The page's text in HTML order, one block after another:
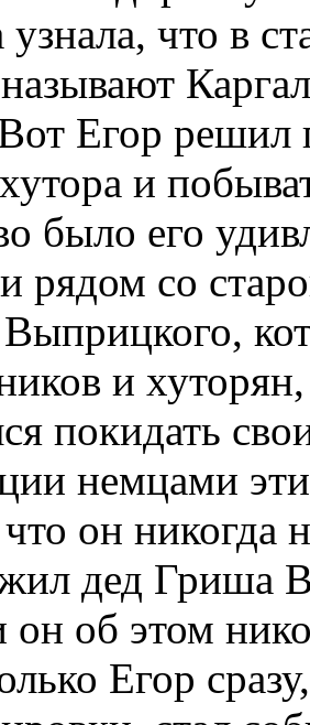
что в
называют
Егор решил
и
было его
рядом со
и
покидать
немцами
что он никогда
дед Гриша
он об этом
Егор